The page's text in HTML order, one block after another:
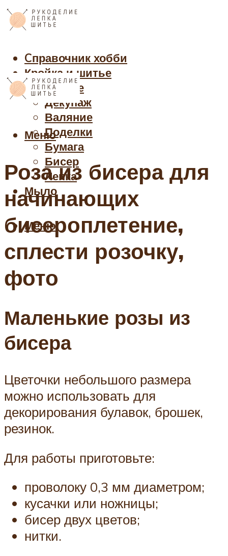
Cправочник хобби
Кройка и шитье
Рукоделие
Декупаж
Валяние
Поделки
Бумага
Бисер
Лепка
Мыло
Меню
Меню
Роза из бисера для
начинающих
бисероплетение,
сплести розочку,
фото
Маленькие розы из
бисера
Цветочки небольшого размера
можно использовать для
декорирования булавок, брошек,
резинок.
Для работы приготовьте:
проволоку 0,3 мм диаметром;
кусачки или ножницы;
бисер двух цветов;
нитки.